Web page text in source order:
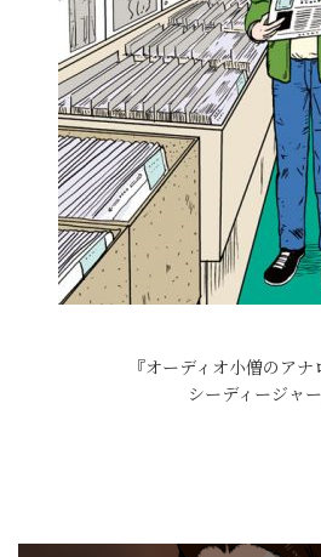
『オーディオ小僧のアナ
シーディージャ